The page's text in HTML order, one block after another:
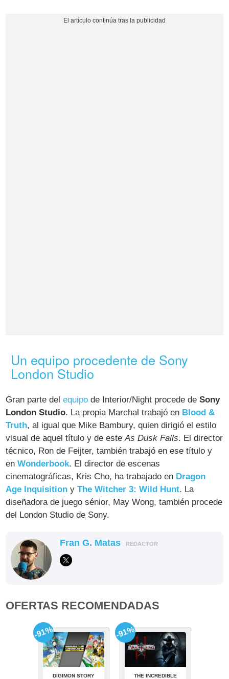
Un equipo procedente de Sony
London Studio
Gran parte delequipo de Interior/Night procede deSony
London Studio. La propia Marchal trabajó en Blood &
Truth, al igual que Mike Bambury, quien dirigió el estilo
visual de aquel título y de esteAs Dusk Falls. El director
técnico, Ron de Feijter, también trabajó en ese título y
enWonderbook. El director de escenas
cinematográficas, Kris Cho, ha trabajado en Dragon
Age Inquisition yThe Witcher 3: Wild Hunt. La
diseñadora de juego sénior, May Wong, también procede
del London Studio de Sony.
Fran G. Matas REDACTOR
OFERTAS RECOMENDADAS
DIGIMON STORY
-91%
THE INCREDIBLE
-91%